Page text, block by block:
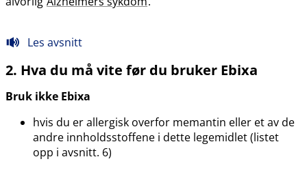
Les avsnitt
2. Hva du må vite før du bruker Ebixa
Bruk ikke Ebixa
hvis du er allergisk overfor memantin eller et av de
andre innholdsstoffene i dette legemidlet (listet
opp i avsnitt. 6)